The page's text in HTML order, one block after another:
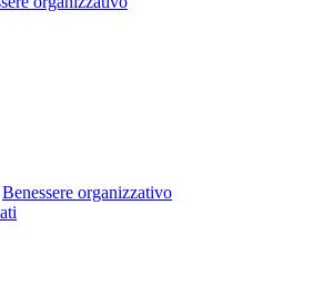
Benessere organizzativo